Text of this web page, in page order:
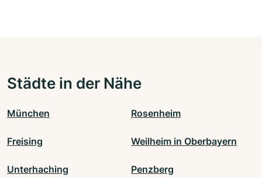
Städte in der Nähe
München Rosenheim
Freising Weilheim in Oberbayern
Unterhaching Penzberg